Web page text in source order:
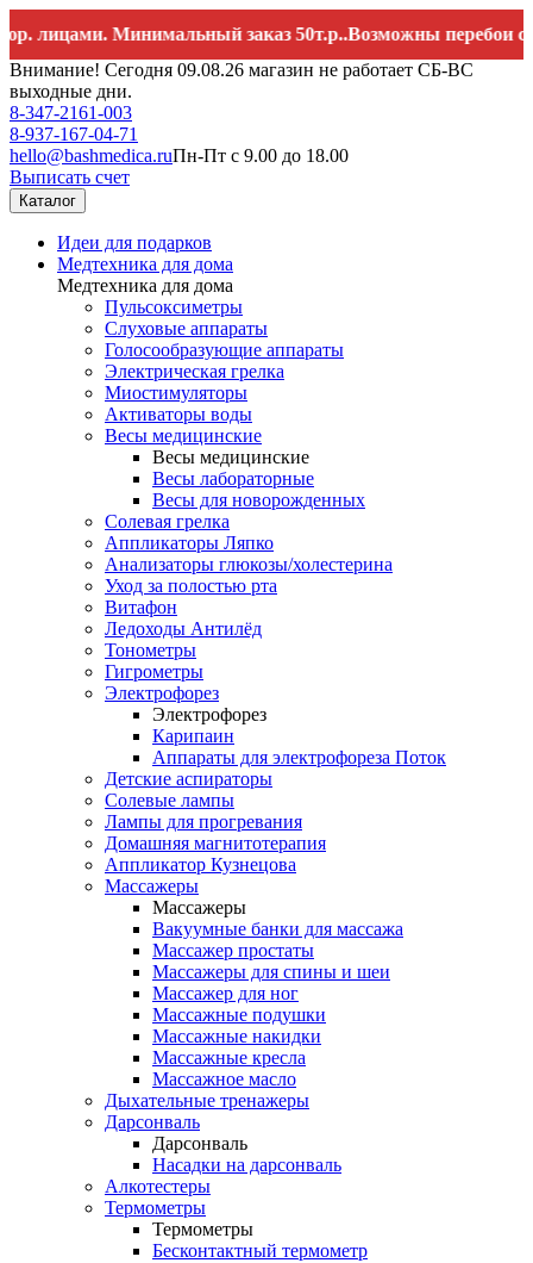
Минимальный заказ 50т.р..Возможны перебои со
Внимание! Сегодня 09.08.26 магазин не работает СБ-ВС
выходные дни.
8-347-2161-003
8-937-167-04-71
hello@bashmedica.ruПн-Пт с 9.00 до 18.00
Выписать счет
Каталог
Идеи для подарков
Медтехника для дома
Медтехника для дома
Пульсоксиметры
Слуховые аппараты
Голосообразующие аппараты
Электрическая грелка
Миостимуляторы
Активаторы воды
Весы медицинские
Весы медицинские
Весы лабораторные
Весы для новорожденных
Солевая грелка
Аппликаторы Ляпко
Анализаторы глюкозы/холестерина
Уход за полостью рта
Витафон
Ледоходы Антилёд
Тонометры
Гигрометры
Электрофорез
Электрофорез
Карипаин
Аппараты для электрофореза Поток
Детские аспираторы
Солевые лампы
Лампы для прогревания
Домашняя магнитотерапия
Аппликатор Кузнецова
Массажеры
Массажеры
Вакуумные банки для массажа
Массажер простаты
Массажеры для спины и шеи
Массажер для ног
Массажные подушки
Массажные накидки
Массажные кресла
Массажное масло
Дыхательные тренажеры
Дарсонваль
Дарсонваль
Насадки на дарсонваль
Алкотестеры
Термометры
Термометры
Бесконтактный термометр